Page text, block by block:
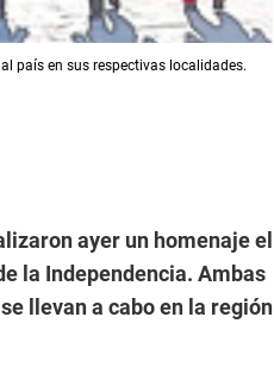
país en sus respectivas localidades.
ayer un homenaje el
la Independencia. Ambas
llevan a cabo en la región